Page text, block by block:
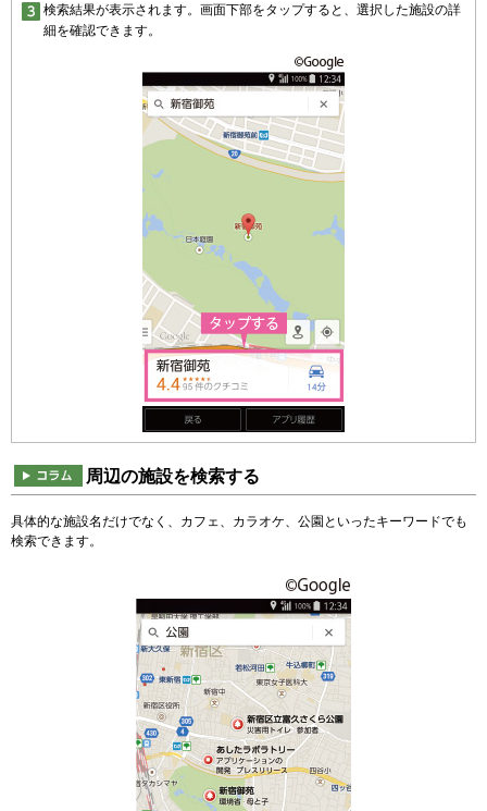
検索結果が表示されます。画面下部をタップすると、選択した施設の詳
細を確認できます。
周辺の施設を検索する
具体的な施設名だけでなく、カフェ、カラオケ、公園といったキーワードでも
検索できます。